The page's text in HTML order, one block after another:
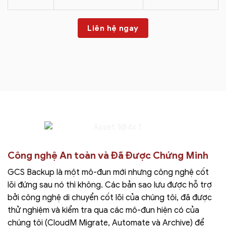
Liên hệ ngay
Công nghệ An toàn và Đã Được Chứng Minh
GCS Backup là một mô-đun mới nhưng công nghệ cốt
lõi đứng sau nó thì không. Các bản sao lưu được hỗ trợ
bởi công nghệ di chuyển cốt lõi của chúng tôi, đã được
thử nghiệm và kiểm tra qua các mô-đun hiện có của
chúng tôi (CloudM Migrate, Automate và Archive) để